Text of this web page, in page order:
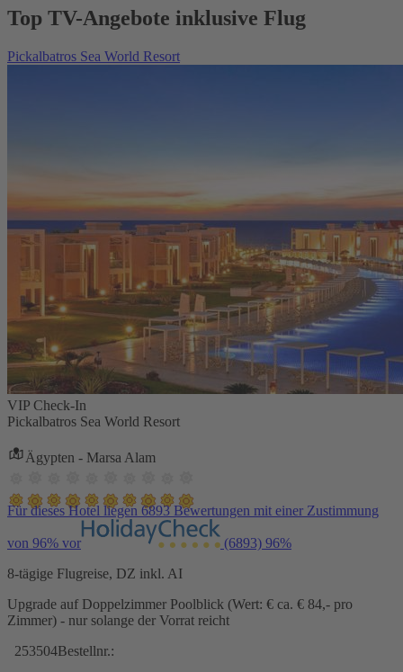
Top TV-Angebote inklusive Flug
Pickalbatros Sea World Resort
VIP Check-In
Pickalbatros Sea World Resort
Ägypten - Marsa Alam
Für dieses Hotel liegen 6893 Bewertungen mit einer Zustimmung
von 96% vor (6893) 96%
8-tägige Flugreise, DZ inkl. AI
Upgrade auf Doppelzimmer Poolblick (Wert: € ca. € 84,- pro
Zimmer) - nur solange der Vorrat reicht
253504Bestellnr.: